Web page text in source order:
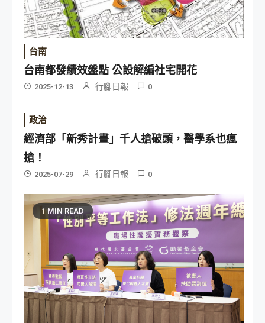
台南
台南都發績效盤點 公設解編社宅開花
2025-12-13 行腳日報 0
政治
經濟部「新秀計畫」千人搶破頭，醫學系也瘋
搶！
2025-07-29 行腳日報 0
1 MIN READ